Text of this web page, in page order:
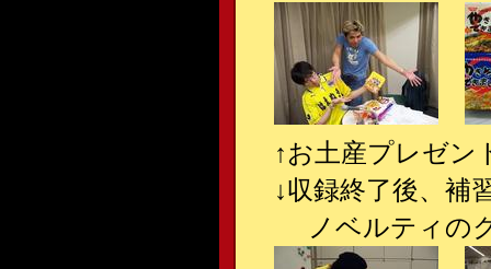
↑お土産プレゼン
↓収録終了後、補
ノベルティの